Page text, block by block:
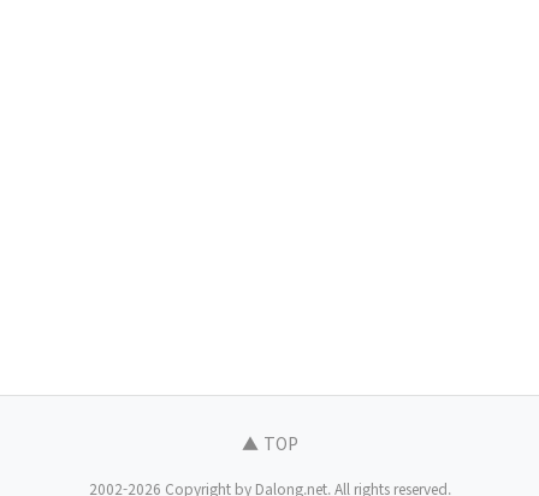
▲ TOP
2002-2026 Copyright by Dalong.net. All rights reserved.